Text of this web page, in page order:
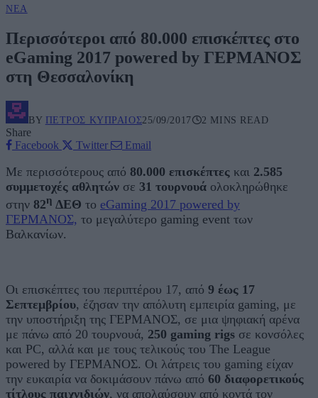
ΝΈΑ
Περισσότεροι από 80.000 επισκέπτες στο
eGaming 2017 powered by ΓΕΡΜΑΝΟΣ
στη Θεσσαλονίκη
BY ΠΈΤΡΟΣ ΚΥΠΡΑΊΟΣ25/09/2017 2 MINS READ
Share
Facebook
Twitter Email
Με περισσότερους από 80.000 επισκέπτες και 2.585
συμμετοχές αθλητών σε 31 τουρνουά ολοκληρώθηκε
στην 82η ΔΕΘ το eGaming 2017 powered by
ΓΕΡΜΑΝΟΣ, το μεγαλύτερο gaming event των
Βαλκανίων.
Οι επισκέπτες του περιπτέρου 17, από 9 έως 17
Σεπτεμβρίου, έζησαν την απόλυτη εμπειρία gaming, με
την υποστήριξη της ΓΕΡΜΑΝΟΣ, σε μια ψηφιακή αρένα
με πάνω από 20 τουρνουά, 250 gaming rigs σε κονσόλες
και PC, αλλά και με τους τελικούς του The League
powered by ΓΕΡΜΑΝΟΣ. Οι λάτρεις του gaming είχαν
την ευκαιρία να δοκιμάσουν πάνω από 60 διαφορετικούς
τίτλους παιχνιδιών, να απολαύσουν από κοντά τον